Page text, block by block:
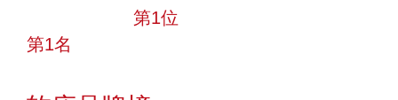
第1位
第1名